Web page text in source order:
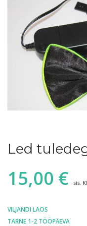
Led
15,00 € sis.
VILJANDI LAOS
TARNE 1-2 TÖÖPÄEVA